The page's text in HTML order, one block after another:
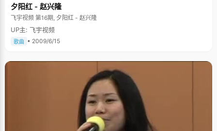
绩不太好的同学开小班，给他们讲课。数学老师出差了，崔立文就当起临时
小老师，给同学们讲卷子。讲题的同时，崔立文的数学水平也有了提高。 "我
更希望从学习中学到一种学习思考的能力，而不是能考多少分，所以我对于
考状元的期待和厚望不是很多"，崔立文说，"参加奥赛是因为不想把高考当
成唯一的恶露，孤注一掷，希望除了高考还有其他选择。现在有了保送，高
考心态就比较好了。" 尝试各种生活体验 崔立文的父母非常开明，他们希望
力。 崔立文初中的时候去买过报纸，"当你去做生意的时候，嘴就会特别
甜"，走了一个早上，挣到了十多块钱，"一个月能挣一千二，我当时还想，
我以后靠卖报纸也能养活自己了，"崔立文笑得很开心。 初二的时候，为了锻
炼孩子的管理能力，爸爸妈妈让崔立文照管家里的吃穿用度，把一个月的生
活费交给崔立文，由她来负责买菜。"我自己一个人拎着篮子去菜市场，为了
省下钱，我尽量买最便宜的菜"，月底的时候，崔立文发现，自己只省下了一
块钱，于是得出结论：当家确实不容易。有了这次经历后，崔立文更加了解
到父母的辛苦，平时用什么东西都比较爱护。 从高三开始，崔立文喜欢一个
人出去旅行，利用周末和暑假的时间，一个人报团去旅游， 因为有很强的自
夕阳红 - 赵兴隆
飞宇视频 第16期, 夕阳红 - 赵兴隆
UP主: 飞宇视频
歌曲 • 2009/6/15